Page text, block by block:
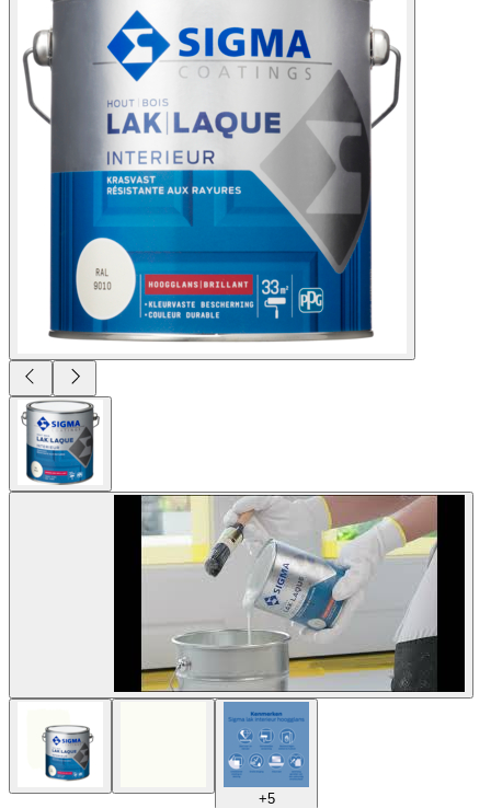
+5